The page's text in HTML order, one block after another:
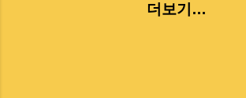
더보기…